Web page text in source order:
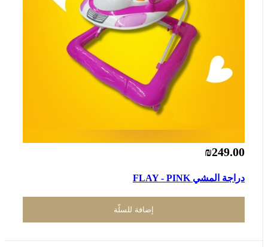
₪249.00
دراجة المشي FLAY - PINK
إضافة للسلّة